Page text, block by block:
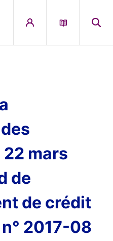
mars
de
de crédit
2017-08